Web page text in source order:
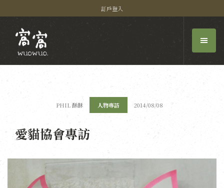
訂戶登入
PHIL 酥酥 人物專訪 2014/08/08
愛貓協會專訪